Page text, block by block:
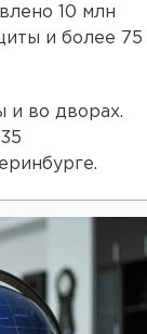
10 млн
и более 75
и во дворах.